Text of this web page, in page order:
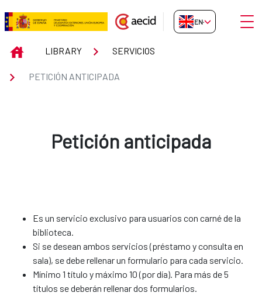
Skip to Main Content
Petición anticipada
EN-GB
INICIOLIBRARY SERVICIOS
PETICIÓN ANTICIPADA
Petición anticipada
Es un servicio exclusivo para usuarios con carné de la
biblioteca.
Si se desean ambos servicios (préstamo y consulta en
sala), se debe rellenar un formulario para cada servicio.
Mínimo 1 título y máximo 10 (por día). Para más de 5
títulos se deberán rellenar dos formularios.